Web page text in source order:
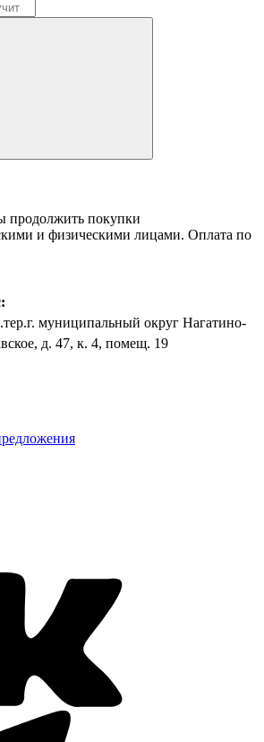
продолжить покупки
и физическими лицами. Оплата по
муниципальный округ Нагатино-
д. 47, к. 4, помещ. 19